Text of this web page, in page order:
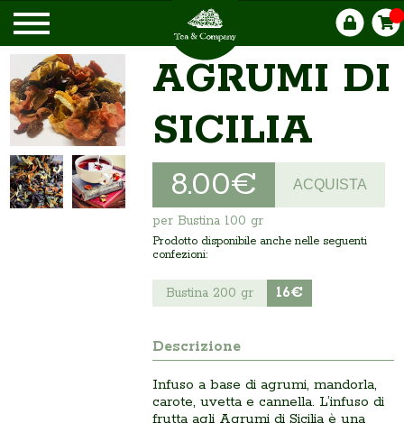
AGRUMI DI
SICILIA
8.00€ ACQUISTA
per Bustina 100 gr
Prodotto disponibile anche nelle seguenti
confezioni:
Bustina 200 gr 16€
Descrizione
Infuso a base di agrumi, mandorla,
carote, uvetta e cannella. L’infuso di
frutta agli Agrumi di Sicilia è una